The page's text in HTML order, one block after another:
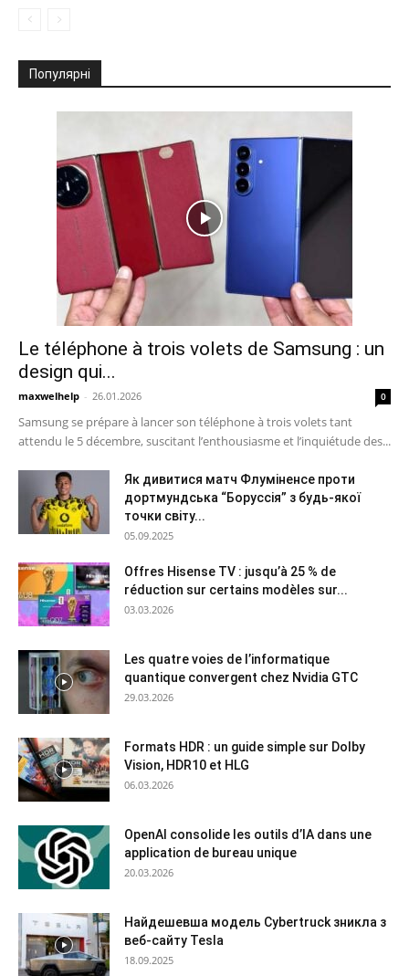
Популярні
Le téléphone à trois volets de Samsung : un
design qui...
maxwelhelp - 26.01.2026 0
Samsung se prépare à lancer son téléphone à trois volets tant
attendu le 5 décembre, suscitant l’enthousiasme et l’inquiétude des...
Як дивитися матч Флуміненсе проти
дортмундська “Боруссія” з будь-якої
точки світу...
05.09.2025
Offres Hisense TV : jusqu’à 25 % de
réduction sur certains modèles sur...
03.03.2026
Les quatre voies de l’informatique
quantique convergent chez Nvidia GTC
29.03.2026
Formats HDR : un guide simple sur Dolby
Vision, HDR10 et HLG
06.03.2026
OpenAI consolide les outils d’IA dans une
application de bureau unique
20.03.2026
Найдешевша модель Cybertruck зникла з
веб-сайту Tesla
18.09.2025